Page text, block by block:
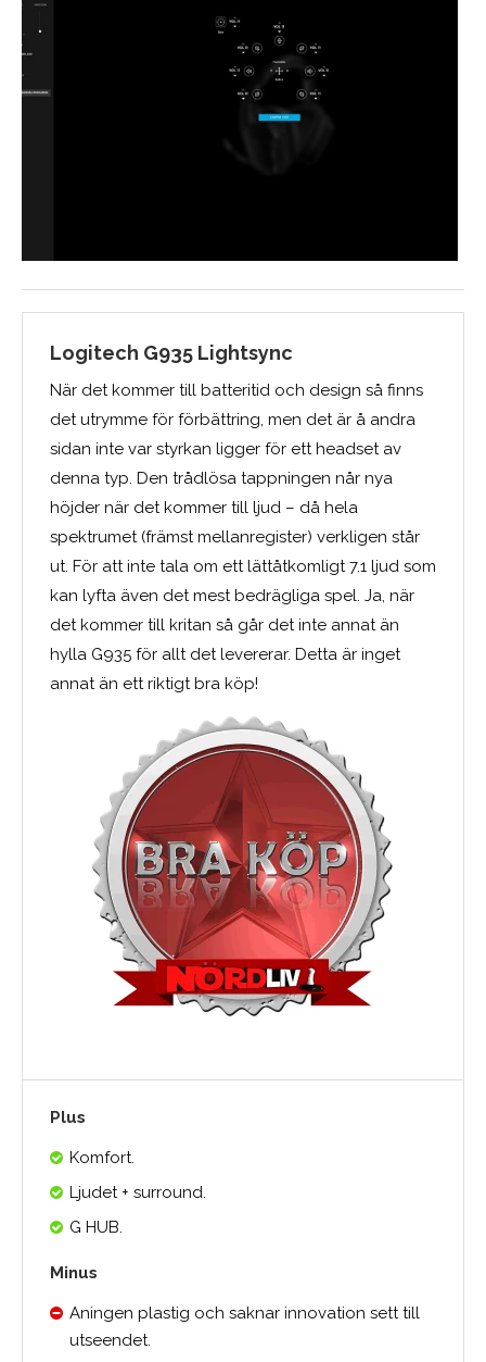
Logitech G935 Lightsync
När det kommer till batteritid och design så finns
det utrymme för förbättring, men det är å andra
sidan inte var styrkan ligger för ett headset av
denna typ. Den trådlösa tappningen når nya
höjder när det kommer till ljud – då hela
spektrumet (främst mellanregister) verkligen står
ut. För att inte tala om ett lättåtkomligt 7.1 ljud som
kan lyfta även det mest bedrägliga spel. Ja, när
det kommer till kritan så går det inte annat än
hylla G935 för allt det levererar. Detta är inget
annat än ett riktigt bra köp!
Plus
Komfort.
Ljudet + surround.
G HUB.
Minus
Aningen plastig och saknar innovation sett till
utseendet.